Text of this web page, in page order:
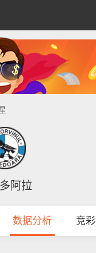
阿拉
数据分析 竞